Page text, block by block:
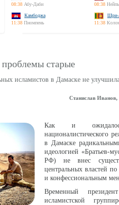
08:38 Абу-Даби
08:38
Камбоджа
11:38 Пномпень
Шри-
11:38
проблемы старые
исламистов в Дамаске не
Станислав
Как и
националистического
в Дамаске
идеологией «Братьев-
РФ) не внес
центральных властей
и конфессиональным
Временный
исламистской